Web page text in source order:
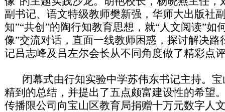
副书记、语文特级教师樊新强，华师大出版社
知”“共创”的陶行知教育思想，就“人文阅读”如
像”交流对话，直面一线教师困惑，探讨解决
记吕志峰及吕左尔会长从不同角度做了精彩点
闭幕式由行知实验中学苏伟东书记主持。宝
精到的总结，并提出了五点颇富建设性的希望
传播限公司向宝山区教育局捐赠十万元数字人